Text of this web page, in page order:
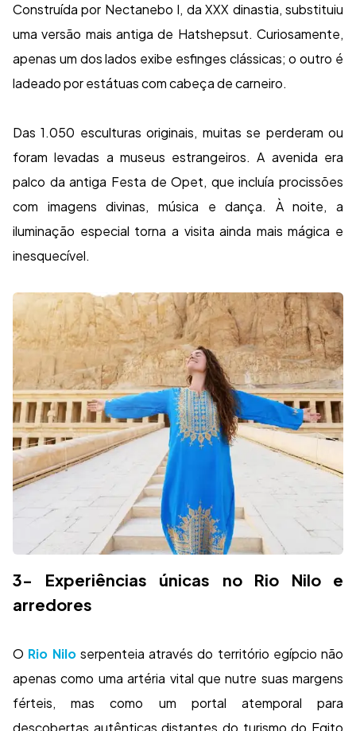
Construída por Nectanebo I, da XXX dinastia, substituiu
uma versão mais antiga de Hatshepsut. Curiosamente,
apenas um dos lados exibe esfinges clássicas; o outro é
ladeado por estátuas com cabeça de carneiro.
Das 1.050 esculturas originais, muitas se perderam ou
foram levadas a museus estrangeiros. A avenida era
palco da antiga Festa de Opet, que incluía procissões
com imagens divinas, música e dança. À noite, a
iluminação especial torna a visita ainda mais mágica e
inesquecível.
3- Experiências únicas no Rio Nilo e
arredores
O Rio Niloserpenteia através do território egípcio não
apenas como uma artéria vital que nutre suas margens
férteis, mas como um portal atemporal para
descobertas autênticas distantes do turismo do Egito